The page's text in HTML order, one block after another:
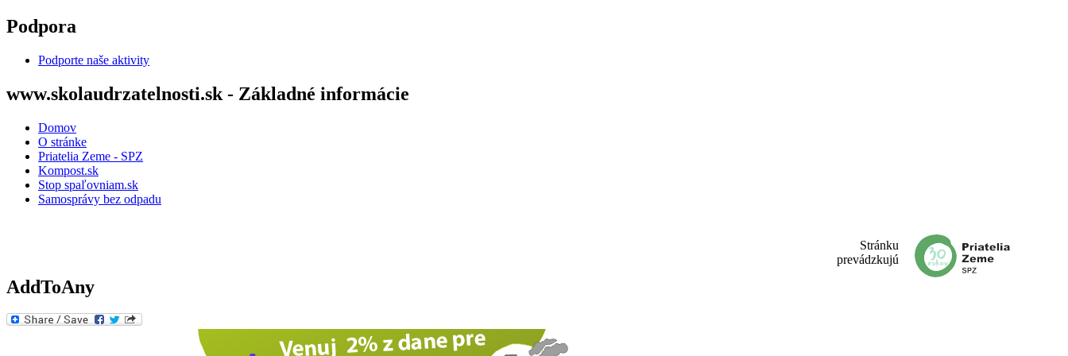
Skip to main content
Podpora
Podporte naše aktivity
www.skolaudrzatelnosti.sk - Základné informácie
Domov
O stránke
Priatelia Zeme - SPZ
Kompost.sk
Stop spaľovniam.sk
Samosprávy bez odpadu
Stránku
prevádzkujú
AddToAny